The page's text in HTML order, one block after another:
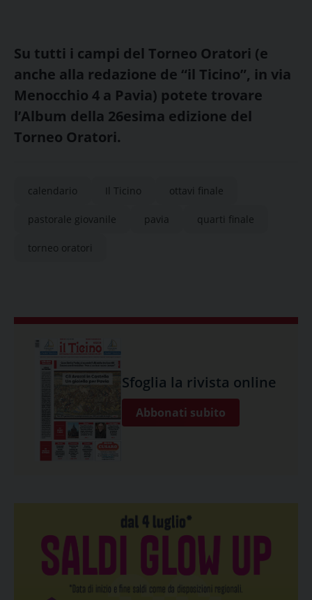
Su tutti i campi del Torneo Oratori (e
anche alla redazione de “il Ticino”, in via
Menocchio 4 a Pavia) potete trovare
l’Album della 26esima edizione del
Torneo Oratori.
calendario Il Ticino ottavi finale
pastorale giovanile pavia quarti finale
torneo oratori
Sfoglia la rivista online
Abbonati subito